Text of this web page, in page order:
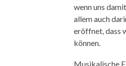
wenn uns
allem auch
eröffnet, dass
können.
Musikalische